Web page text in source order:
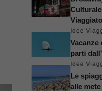
Idee
Vacanze
parti
Idee
Le
alle